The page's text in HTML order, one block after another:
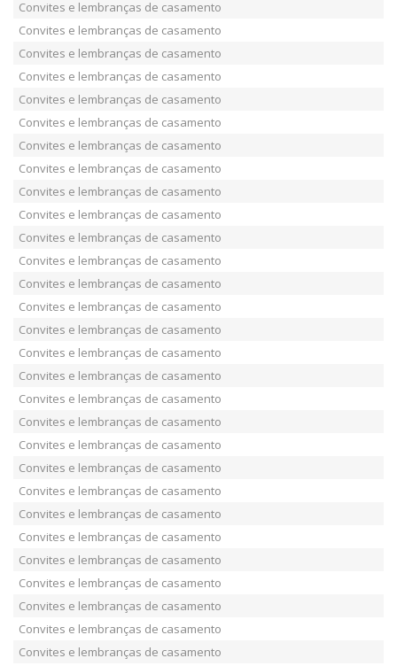
Convites e lembranças de casamento
Convites e lembranças de casamento
Convites e lembranças de casamento
Convites e lembranças de casamento
Convites e lembranças de casamento
Convites e lembranças de casamento
Convites e lembranças de casamento
Convites e lembranças de casamento
Convites e lembranças de casamento
Convites e lembranças de casamento
Convites e lembranças de casamento
Convites e lembranças de casamento
Convites e lembranças de casamento
Convites e lembranças de casamento
Convites e lembranças de casamento
Convites e lembranças de casamento
Convites e lembranças de casamento
Convites e lembranças de casamento
Convites e lembranças de casamento
Convites e lembranças de casamento
Convites e lembranças de casamento
Convites e lembranças de casamento
Convites e lembranças de casamento
Convites e lembranças de casamento
Convites e lembranças de casamento
Convites e lembranças de casamento
Convites e lembranças de casamento
Convites e lembranças de casamento
Convites e lembranças de casamento